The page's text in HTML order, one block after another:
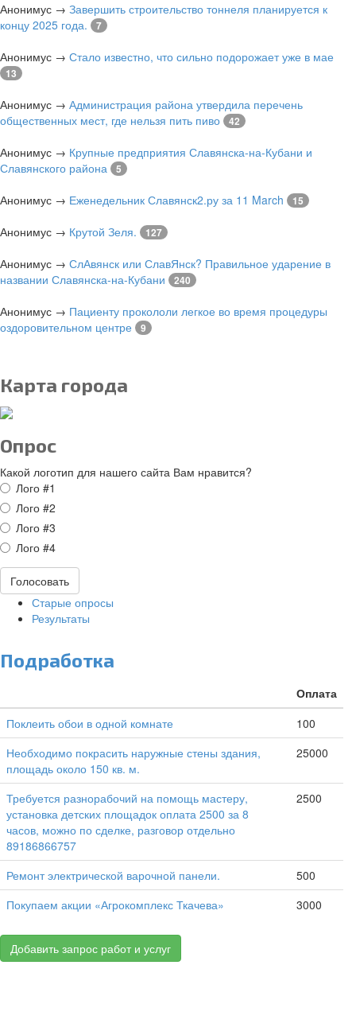
Анонимус → Завершить строительство тоннеля планируется к
концу 2025 года.
7
Анонимус → Стало известно, что сильно подорожает уже в мае
13
Анонимус → Администрация района утвердила перечень
общественных мест, где нельзя пить пиво
42
Анонимус → Крупные предприятия Славянска-на-Кубани и
Славянского района
5
Анонимус → Еженедельник Славянск2.ру за 11 March 15
Анонимус → Крутой Зеля. 127
Анонимус → СлАвянск или СлавЯнск? Правильное ударение в
названии Славянска-на-Кубани
240
Анонимус → Пациенту прокололи легкое во время процедуры
оздоровительном центре
9
Карта города
Опрос
Какой логотип для нашего сайта Вам нравится?
Варианты
Лого #1
Лого #2
Лого #3
Лого #4
Голосовать
Старые опросы
Результаты
Подработка
Оплата
Поклеить обои в одной комнате
100
Необходимо покрасить наружные стены здания,
площадь около 150 кв. м.
25000
Требуется разнорабочий на помощь мастеру,
установка детских площадок оплата 2500 за 8
часов, можно по сделке, разговор отдельно
89186866757
2500
Ремонт электрической варочной панели.
500
Покупаем акции «Агрокомплекс Ткачева»
3000
Добавить запрос работ и услуг